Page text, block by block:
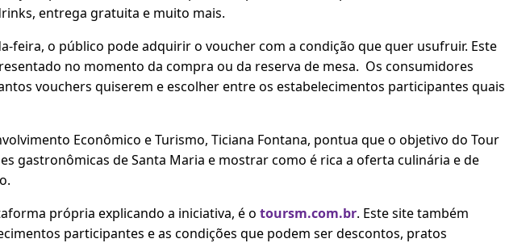
entrega gratuita e muito mais.
feira, o público pode adquirir o voucher com a condição que quer usufruir. Este
no momento da compra ou da reserva de mesa. Os consumidores
vouchers quiserem e escolher entre os estabelecimentos participantes quais
Econômico e Turismo, Ticiana Fontana, pontua que o objetivo do Tour
gastronômicas de Santa Maria e mostrar como é rica a oferta culinária e de
própria explicando a iniciativa, é o toursm.com.br. Este site também
participantes e as condições que podem ser descontos, pratos